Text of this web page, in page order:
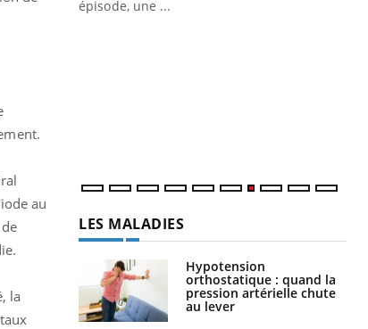
au
la
épisode, une ...
LES MALADIES
Hypotension
orthostatique : quand la
pression artérielle chute
au lever